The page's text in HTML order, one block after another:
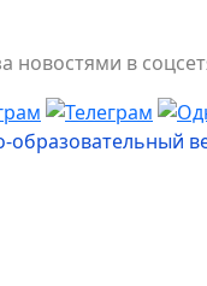
новостями в
образовательный